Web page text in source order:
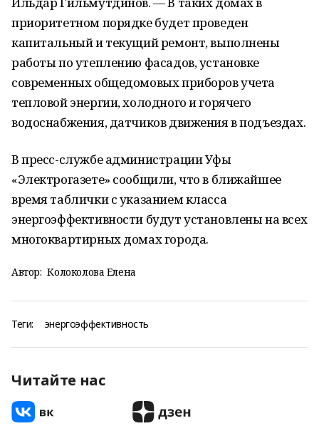
приоритетном порядке будет проведен
капитальный и текущий ремонт, выполнены
работы по утеплению фасадов, установке
современных общедомовых приборов учета
тепловой энергии, холодного и горячего
водоснабжения, датчиков движения в подъездах.
В пресс-службе администрации Уфы
«Электрогазете» сообщили, что в ближайшее
время таблички с указанием класса
энергоэффективности будут установлены на всех
многоквартирных домах города.
Автор: Колоколова Елена
Теги: энергоэффективность
Читайте нас